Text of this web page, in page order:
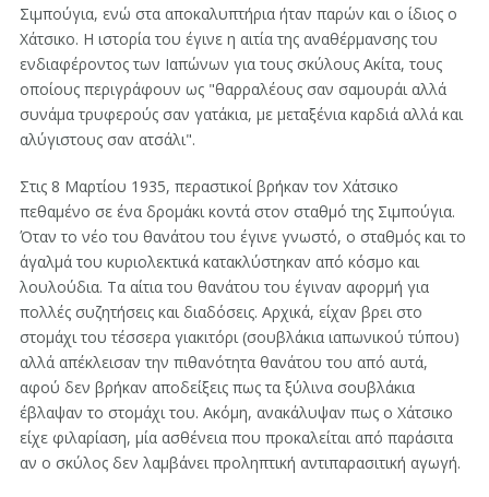
Σιμπούγια, ενώ στα αποκαλυπτήρια ήταν παρών και ο ίδιος ο
Χάτσικο. Η ιστορία του έγινε η αιτία της αναθέρμανσης του
ενδιαφέροντος των Ιαπώνων για τους σκύλους Ακίτα, τους
οποίους περιγράφουν ως "θαρραλέους σαν σαμουράι αλλά
συνάμα τρυφερούς σαν γατάκια, με μεταξένια καρδιά αλλά και
αλύγιστους σαν ατσάλι".
Στις 8 Μαρτίου 1935, περαστικοί βρήκαν τον Χάτσικο
πεθαμένο σε ένα δρομάκι κοντά στον σταθμό της Σιμπούγια.
Όταν το νέο του θανάτου του έγινε γνωστό, ο σταθμός και το
άγαλμά του κυριολεκτικά κατακλύστηκαν από κόσμο και
λουλούδια. Τα αίτια του θανάτου του έγιναν αφορμή για
πολλές συζητήσεις και διαδόσεις. Αρχικά, είχαν βρει στο
στομάχι του τέσσερα γιακιτόρι (σουβλάκια ιαπωνικού τύπου)
αλλά απέκλεισαν την πιθανότητα θανάτου του από αυτά,
αφού δεν βρήκαν αποδείξεις πως τα ξύλινα σουβλάκια
έβλαψαν το στομάχι του. Ακόμη, ανακάλυψαν πως ο Χάτσικο
είχε φιλαρίαση, μία ασθένεια που προκαλείται από παράσιτα
αν ο σκύλος δεν λαμβάνει προληπτική αντιπαρασιτική αγωγή.